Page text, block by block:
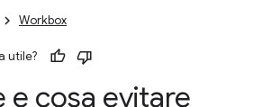
Workbox
utile?
e cosa evitare